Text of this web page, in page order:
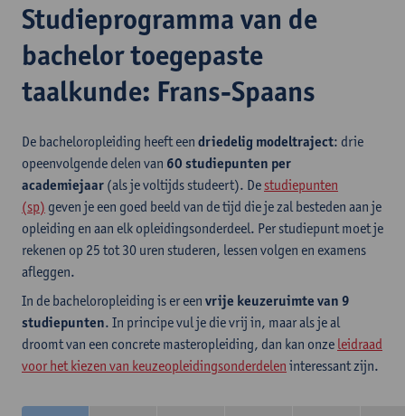
Studieprogramma van de
bachelor toegepaste
taalkunde: Frans-Spaans
De bacheloropleiding heeft een driedelig modeltraject: drie
opeenvolgende delen van 60 studiepunten per
academiejaar (als je voltijds studeert). De studiepunten
(sp) geven je een goed beeld van de tijd die je zal besteden aan je
opleiding en aan elk opleidingsonderdeel. Per studiepunt moet je
rekenen op 25 tot 30 uren studeren, lessen volgen en examens
afleggen.
In de bacheloropleiding is er een vrije keuzeruimte van 9
studiepunten. In principe vul je die vrij in, maar als je al
droomt van een concrete masteropleiding, dan kan onze leidraad
voor het kiezen van keuzeopleidingsonderdelen interessant zijn.